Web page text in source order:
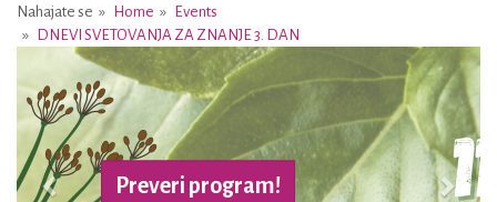
Nahajate se Home
Events
DNEVI SVETOVANJA ZA ZNANJE 3. DAN
Preveri program!
Previous Next